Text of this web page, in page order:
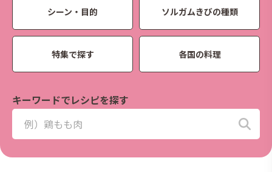
シーン・目的 ソルガムきびの種類
特集で探す 各国の料理
キーワードでレシピを探す